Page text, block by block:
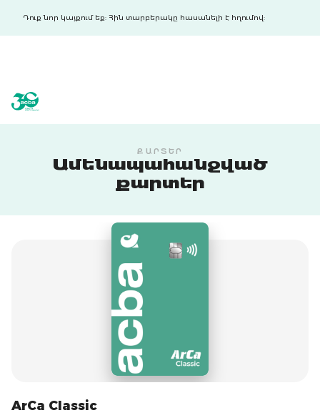
Դուք նոր կայքում եք: Հին տարբերակը հասանելի է հղումով:
ՔԱՐՏԵՐ
Ամենապահանջված
քարտեր
ArCa Classic